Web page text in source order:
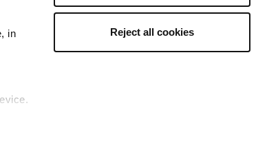
in
Reject all cookies
Mülakat Sorusu Oluşturucu
Dakikalar içinde adaylara
sorulacak mükemmel mülakat